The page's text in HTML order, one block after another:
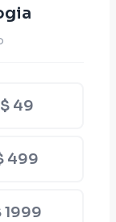
49
499
1999